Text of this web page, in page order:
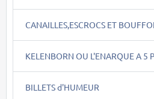
CANAILLES,ESCROCS ET
KELENBORN OU L'ENARQUE A 5
BILLETS d'HUMEUR